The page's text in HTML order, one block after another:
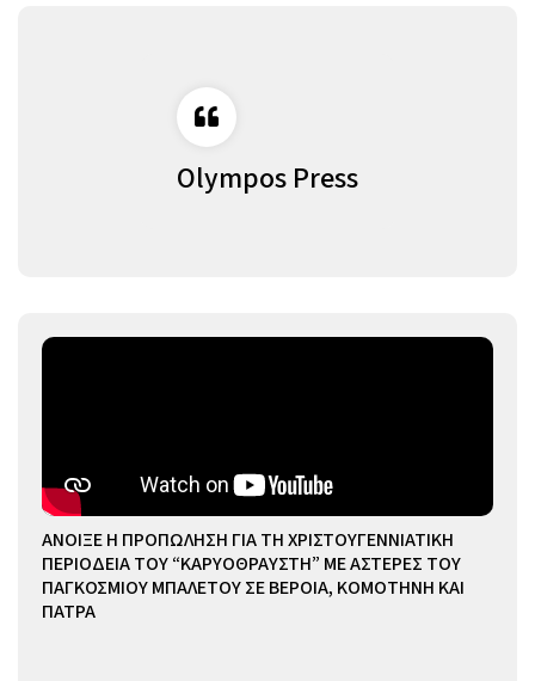
Olympos Press
ΑΝΟΙΞΕ Η ΠΡΟΠΩΛΗΣΗ ΓΙΑ ΤΗ ΧΡΙΣΤΟΥΓΕΝΝΙΑΤΙΚΗ
ΠΕΡΙΟΔΕΙΑ ΤΟΥ “ΚΑΡΥΟΘΡΑΥΣΤΗ” ΜΕ ΑΣΤΕΡΕΣ ΤΟΥ
ΠΑΓΚΟΣΜΙΟΥ ΜΠΑΛΕΤΟΥ ΣΕ ΒΕΡΟΙΑ, ΚΟΜΟΤΗΝΗ ΚΑΙ
ΠΑΤΡΑ